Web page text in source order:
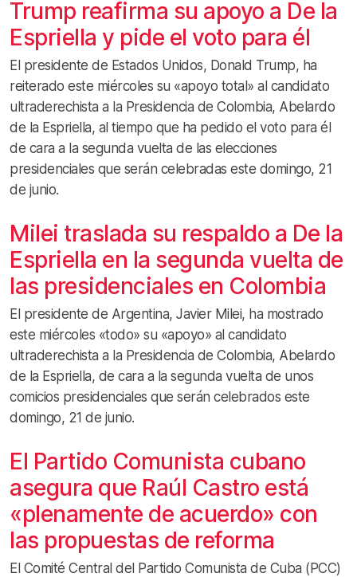
Trump reafirma su apoyo a De la
Espriella y pide el voto para él
El presidente de Estados Unidos, Donald Trump, ha
reiterado este miércoles su «apoyo total» al candidato
ultraderechista a la Presidencia de Colombia, Abelardo
de la Espriella, al tiempo que ha pedido el voto para él
de cara a la segunda vuelta de las elecciones
presidenciales que serán celebradas este domingo, 21
de junio.
Milei traslada su respaldo a De la
Espriella en la segunda vuelta de
las presidenciales en Colombia
El presidente de Argentina, Javier Milei, ha mostrado
este miércoles «todo» su «apoyo» al candidato
ultraderechista a la Presidencia de Colombia, Abelardo
de la Espriella, de cara a la segunda vuelta de unos
comicios presidenciales que serán celebrados este
domingo, 21 de junio.
El Partido Comunista cubano
asegura que Raúl Castro está
«plenamente de acuerdo» con
las propuestas de reforma
El Comité Central del Partido Comunista de Cuba (PCC)